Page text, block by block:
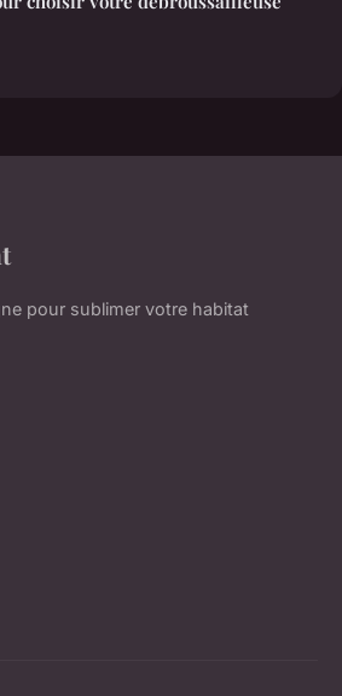
pour sublimer votre habitat